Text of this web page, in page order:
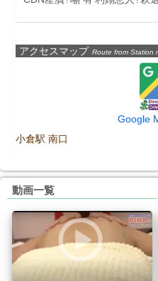
アクセスマップ Route from Station
Google
小倉駅 南口
動画一覧